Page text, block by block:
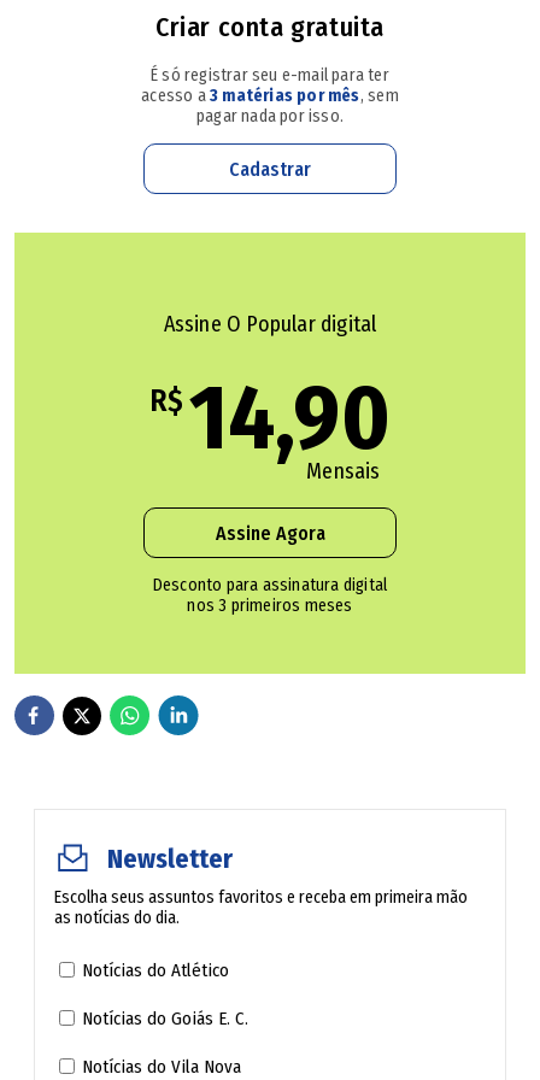
empresário revelou que, no momento do flagrante, estava
indo com o filho para um jogo de futebol.
O toldo de motocicleta é uma cobertura que vai do guidão
até a parte traseira do veículo. Ele pode ser comprado em
Criar conta gratuita
É só registrar seu e-mail para ter
acesso a3 matérias por mês, sem
pagar nada por isso.
Cadastrar
Assine O Popular digital
R$ 14,90
Mensais
Assine Agora
Desconto para assinatura digital
nos 3 primeiros meses
Newsletter
Escolha seus assuntos favoritos e receba em primeira mão
as notícias do dia.
Notícias do Atlético
Notícias do Goiás E. C.
Notícias do Vila Nova